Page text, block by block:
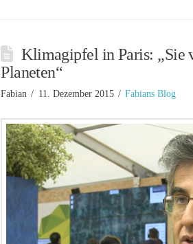
Klimagipfel in Paris: „Sie
Planeten“
Fabian 11. Dezember 2015 Fabians Blog